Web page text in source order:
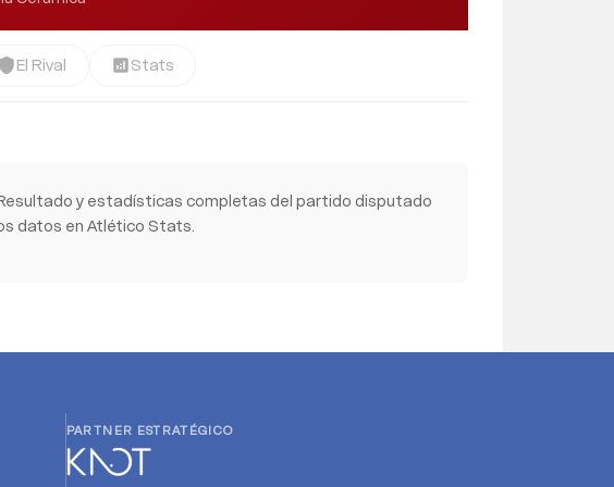
shieldEl Rival analytics Stats
y estadísticas completas del partido disputado
datos en Atlético Stats.
PARTNER ESTRATÉGICO